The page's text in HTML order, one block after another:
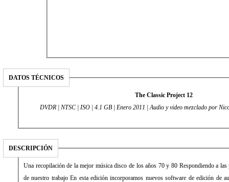
DATOS TÉCNICOS
The Classic Project 12
DVDR | NTSC | ISO | 4.1 GB | Enero 2011 |Audio y video mezclado por
DESCRIPCIÓN
Una recopilación de la mejor música disco de los años 70 y 80 Respondiendo a las
de nuestro trabajo En esta edición incorporamos nuevos software de edición de